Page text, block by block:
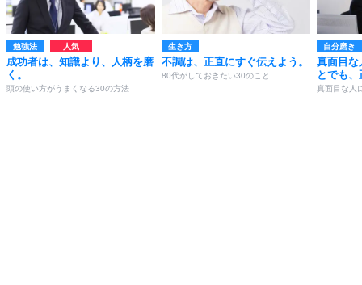
勉強法
成功者は、知識より、人柄を磨
く。
頭の使い方がうまくなる30の方法
生き方
不調は、正直にすぐ伝えよう。
80代がしておきたい30のこと
自分磨き
真面目な
とでも
真面目な人